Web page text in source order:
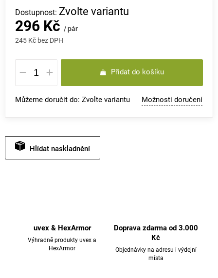
296 Kč / pár
245 Kč bez DPH
Měrná
cena:
Zvolte variantu
Přidat do košíku
Můžeme doručit do: Zvolte variantu Možnosti doručení
Hlídat
uvex & HexArmor
Výhradně produkty uvex a
HexArmor
Doprava zdarma od 3.000
Kč
Objednávky na adresu i výdejní
místa